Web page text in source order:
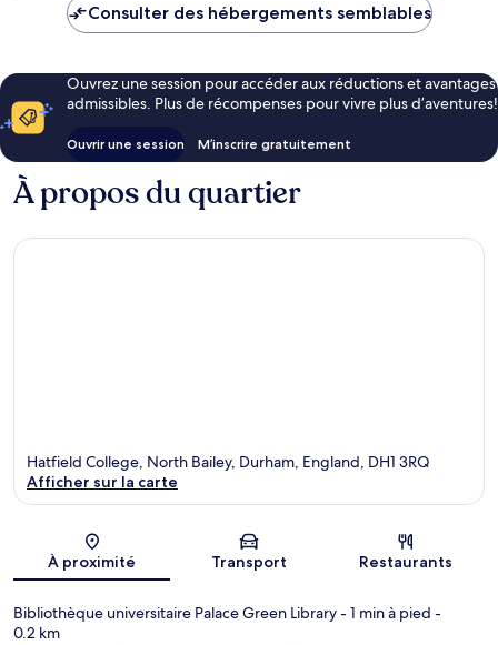
Consulter des hébergements semblables
Ouvrez une session pour accéder aux réductions et avantages
admissibles. Plus de récompenses pour vivre plus d’aventures!
Ouvrir une session M’inscrire gratuitement
À propos du quartier
Carte
Hatfield College, North Bailey, Durham, England, DH1 3RQ
Afficher sur la carte
À proximité Transport Restaurants
Bibliothèque universitaire Palace Green Library- 1 min à pied -
0.2 km